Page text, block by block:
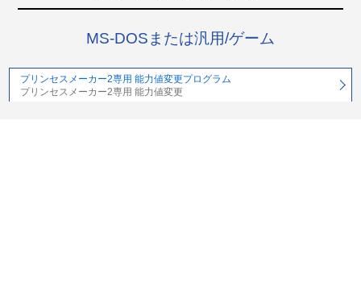
MS-DOSまたは汎用/ゲーム
プリンセスメーカー2専用 能力値変更プログラム
プリンセスメーカー2専用 能力値変更